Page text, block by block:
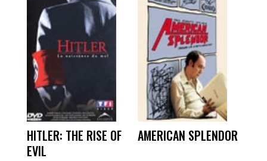
HITLER: THE RISE OF
EVIL
AMERICAN SPLENDOR